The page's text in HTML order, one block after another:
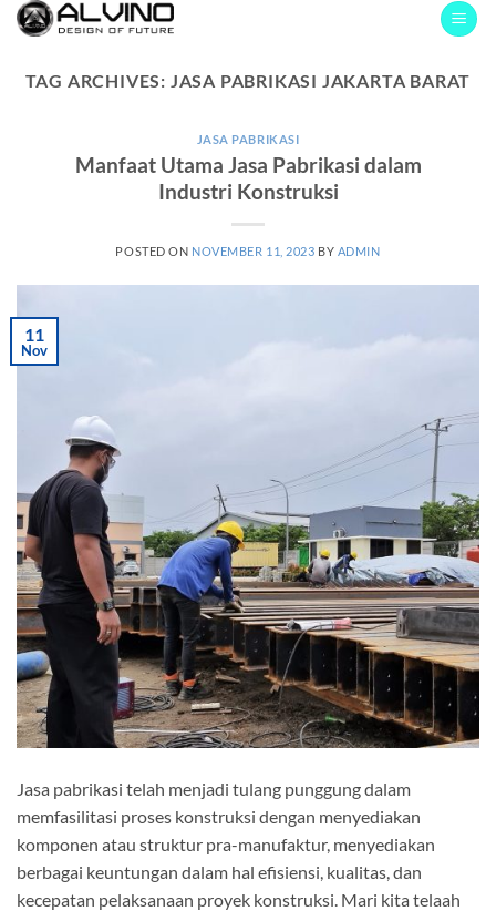
Skip
TAG ARCHIVES: JASA PABRIKASI JAKARTA BARAT
JASA PABRIKASI
Manfaat Utama Jasa Pabrikasi dalam
Industri Konstruksi
POSTED ON NOVEMBER 11, 2023 BY ADMIN
11
Nov
Jasa pabrikasi telah menjadi tulang punggung dalam
memfasilitasi proses konstruksi dengan menyediakan
komponen atau struktur pra-manufaktur, menyediakan
berbagai keuntungan dalam hal efisiensi, kualitas, dan
kecepatan pelaksanaan proyek konstruksi. Mari kita telaah